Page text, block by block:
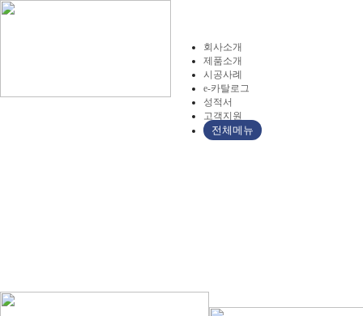
회사소개
제품소개
시공사례
e-카탈로그
성적서
고객지원
전체메뉴